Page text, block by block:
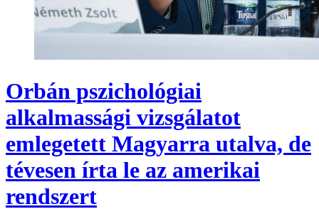
Orbán pszichológiai
alkalmassági vizsgálatot
emlegetett Magyarra utalva, de
tévesen írta le az amerikai
rendszert